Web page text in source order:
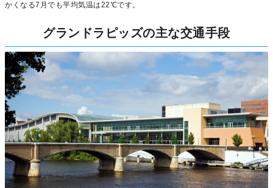
かくなる7月でも平均気温は22℃です。
グランドラピッズの主な交通手段